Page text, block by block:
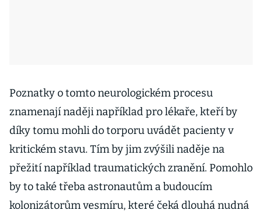
Poznatky o tomto neurologickém procesu
znamenají naději například pro lékaře, kteří by
díky tomu mohli do torporu uvádět pacienty v
kritickém stavu. Tím by jim zvýšili naděje na
přežití například traumatických zranění. Pomohlo
by to také třeba astronautům a budoucím
kolonizátorům vesmíru, které čeká dlouhá nudná